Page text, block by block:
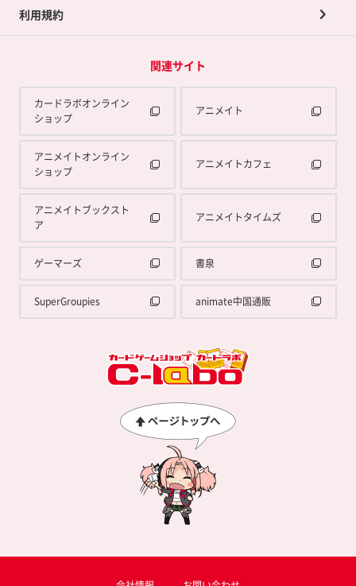
利用規約
関連サイト
カードラボオンライン
ショップ
アニメイト
アニメイトオンライン
ショップ
アニメイトカフェ
アニメイトブックスト
ア
アニメイトタイムズ
ゲーマーズ 書泉
SuperGroupies animate中国通販